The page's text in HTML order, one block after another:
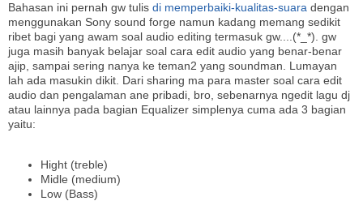
Bahasan ini pernah gw tulis di memperbaiki-kualitas-suara dengan
menggunakan Sony sound forge namun kadang memang sedikit
ribet bagi yang awam soal audio editing termasuk gw....(*_*). gw
juga masih banyak belajar soal cara edit audio yang benar-benar
ajip, sampai sering nanya ke teman2 yang soundman. Lumayan
lah ada masukin dikit. Dari sharing ma para master soal cara edit
audio dan pengalaman ane pribadi, bro, sebenarnya ngedit lagu dj
atau lainnya pada bagian Equalizer simplenya cuma ada 3 bagian
yaitu:
Hight (treble)
Midle (medium)
Low (Bass)